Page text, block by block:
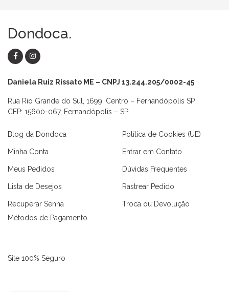
Dondoca.
Daniela Ruiz Rissato ME – CNPJ 13.244.205/0002-45
Rua Rio Grande do Sul, 1699, Centro – Fernandópolis SP
CEP: 15600-067, Fernandópolis – SP
Blog da Dondoca
Minha Conta
Meus Pedidos
Lista de Desejos
Recuperar Senha
Política de Cookies (UE)
Entrar em Contato
Dúvidas Frequentes
Rastrear Pedido
Troca ou Devolução
Métodos de Pagamento
Site 100% Seguro